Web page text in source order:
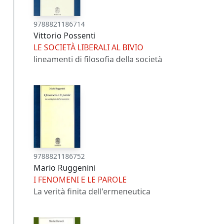
9788821186714
Vittorio Possenti
LE SOCIETÀ LIBERALI AL BIVIO
lineamenti di filosofia della società
9788821186752
Mario Ruggenini
I FENOMENI E LE PAROLE
La verità finita dell'ermeneutica